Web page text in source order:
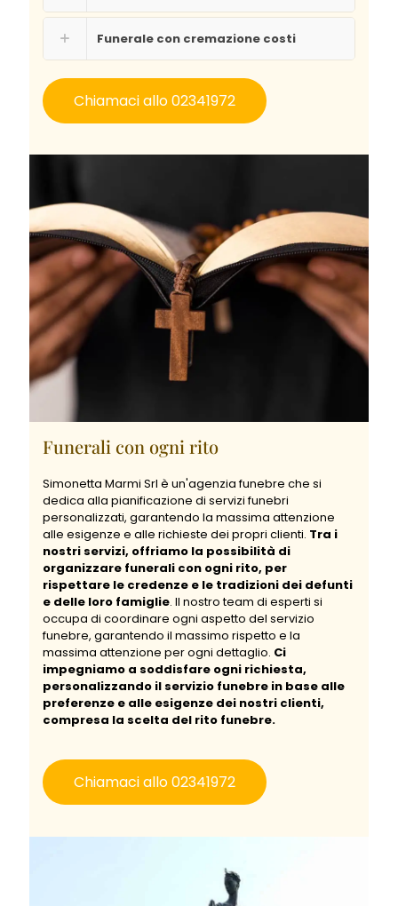
Funerale con cremazione costi
Chiamaci allo 02341972
Funerali con ogni rito
Simonetta Marmi Srl è un'agenzia funebre che si
dedica alla pianificazione di servizi funebri
personalizzati, garantendo la massima attenzione
alle esigenze e alle richieste dei propri clienti. Tra i
nostri servizi, offriamo la possibilità di
organizzare funerali con ogni rito, per
rispettare le credenze e le tradizioni dei defunti
e delle loro famiglie. Il nostro team di esperti si
occupa di coordinare ogni aspetto del servizio
funebre, garantendo il massimo rispetto e la
massima attenzione per ogni dettaglio. Ci
impegniamo a soddisfare ogni richiesta,
personalizzando il servizio funebre in base alle
preferenze e alle esigenze dei nostri clienti,
compresa la scelta del rito funebre.
Chiamaci allo 02341972